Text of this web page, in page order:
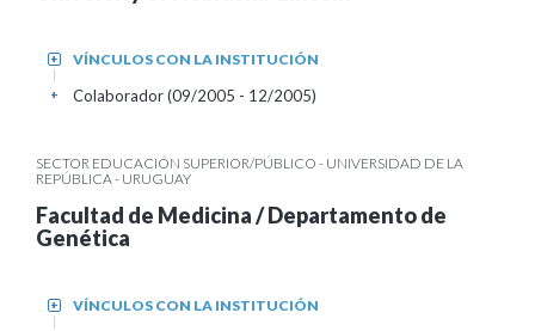
VÍNCULOS CON LA INSTITUCIÓN
+
Colaborador (09/2005 - 12/2005)
+
SECTOR EDUCACIÓN SUPERIOR/PÚBLICO - UNIVERSIDAD DE LA
REPÚBLICA - URUGUAY
Facultad de Medicina / Departamento de
Genética
VÍNCULOS CON LA INSTITUCIÓN
+